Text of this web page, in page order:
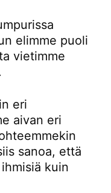
elimme puoli
vietimme
eri
aivan eri
sanoa, että
kuin